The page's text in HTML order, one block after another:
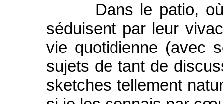
Dans le patio, où
séduisent par leur
vie quotidienne (avec
sujets de tant de
sketches tellement